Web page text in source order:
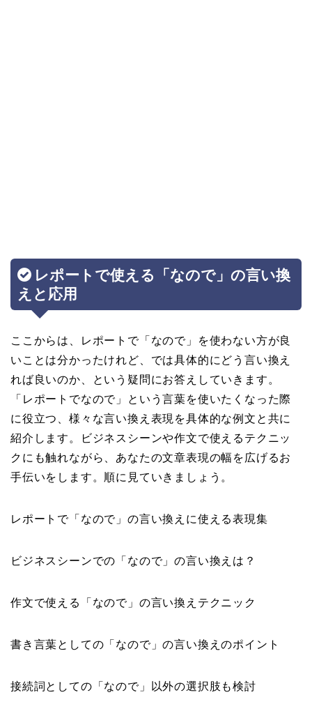
レポートで使える「なので」の言い換
えと応用
ここからは、レポートで「なので」を使わない方が良
いことは分かったけれど、では具体的にどう言い換え
れば良いのか、という疑問にお答えしていきます。
「レポートでなので」という言葉を使いたくなった際
に役立つ、様々な言い換え表現を具体的な例文と共に
紹介します。ビジネスシーンや作文で使えるテクニッ
クにも触れながら、あなたの文章表現の幅を広げるお
手伝いをします。順に見ていきましょう。
レポートで「なので」の言い換えに使える表現集
ビジネスシーンでの「なので」の言い換えは？
作文で使える「なので」の言い換えテクニック
書き言葉としての「なので」の言い換えのポイント
接続詞としての「なので」以外の選択肢も検討